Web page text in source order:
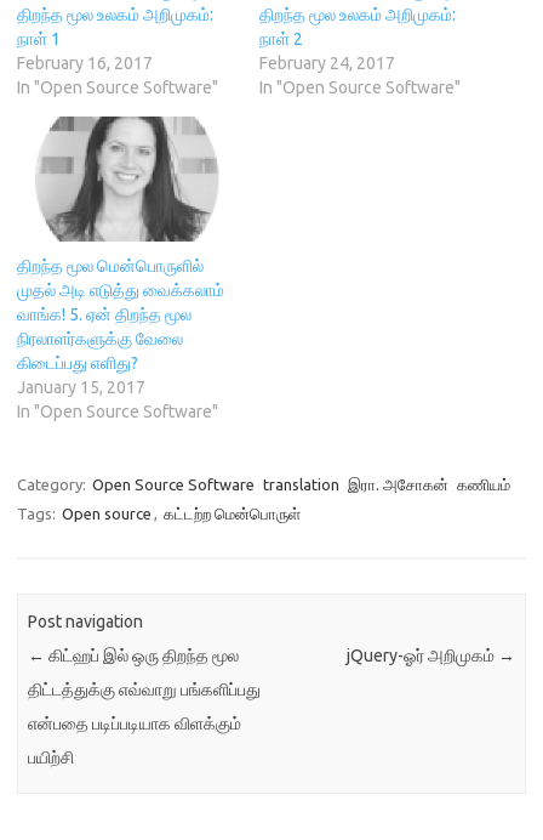
n
w
)
d
)
i
o
w
)
திறந்த மூல உலகம் அறிமுகம்:
நாள் 1
February 16, 2017
In "Open Source Software"
திறந்த மூல உலகம் அறிமுகம்:
நாள் 2
February 24, 2017
In "Open Source Software"
திறந்த மூல மென்பொருளில்
முதல் அடி எடுத்து வைக்கலாம்
வாங்க! 5. ஏன் திறந்த மூல
நிரலாளர்களுக்கு வேலை
கிடைப்பது எளிது?
January 15, 2017
In "Open Source Software"
Category: Open Source Software translation இரா. அசோகன் கணியம்
Tags: Open source கட்டற்ற மென்பொருள்
Post navigation
← கிட்ஹப் இல் ஒரு திறந்த மூல
திட்டத்துக்கு எவ்வாறு பங்களிப்பது
என்பதை படிப்படியாக விளக்கும்
பயிற்சி
jQuery-ஓர் அறிமுகம் →